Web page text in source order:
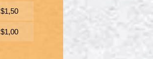
$1,50
$1,00